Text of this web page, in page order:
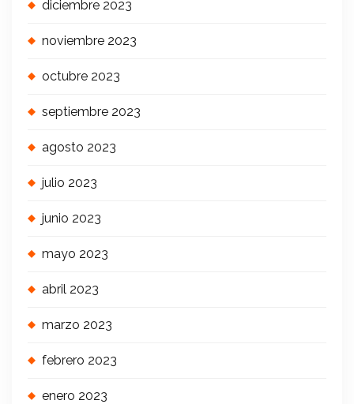
diciembre 2023
noviembre 2023
octubre 2023
septiembre 2023
agosto 2023
julio 2023
junio 2023
mayo 2023
abril 2023
marzo 2023
febrero 2023
enero 2023